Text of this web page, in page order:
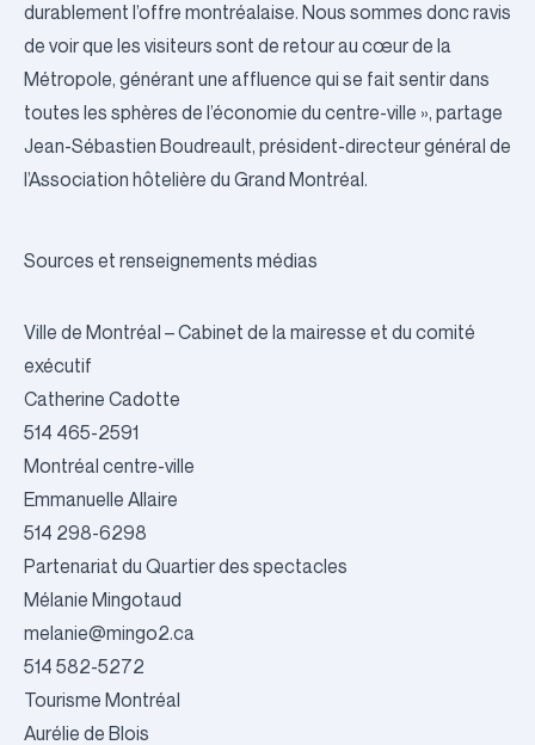
durablement l’offre montréalaise. Nous sommes donc ravis
de voir que les visiteurs sont de retour au cœur de la
Métropole, générant une affluence qui se fait sentir dans
toutes les sphères de l’économie du centre-ville », partage
Jean-Sébastien Boudreault, président-directeur général de
l’Association hôtelière du Grand Montréal.
Sources et renseignements médias
Ville de Montréal – Cabinet de la mairesse et du comité
exécutif
Catherine Cadotte
514 465-2591
Montréal centre-ville
Emmanuelle Allaire
514 298-6298
Partenariat du Quartier des spectacles
Mélanie Mingotaud
melanie@mingo2.ca
514 582-5272
Tourisme Montréal
Aurélie de Blois